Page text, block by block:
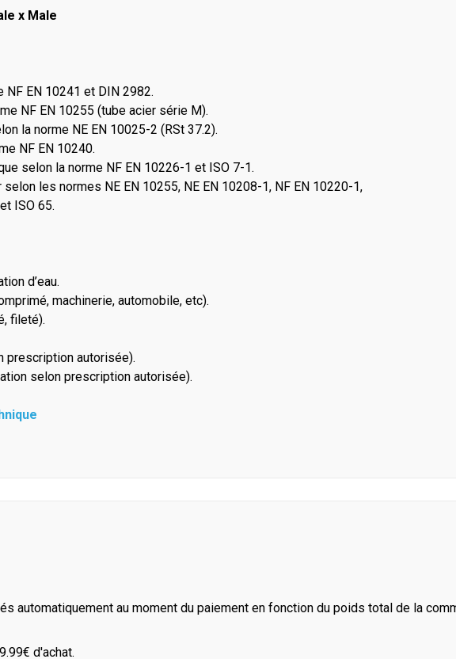
x Male
EN 10241 et DIN 2982.
NF EN 10255 (tube acier série M).
la norme NE EN 10025-2 (RSt 37.2).
NF EN 10240.
selon la norme NF EN 10226-1 et ISO 7-1.
les normes NE EN 10255, NE EN 10208-1, NF EN 10220-1,
ISO 65.
d’eau.
machinerie, automobile, etc).
fileté).
prescription autorisée).
selon prescription autorisée).
automatiquement au moment du paiement en fonction du poids total de la
d'achat.